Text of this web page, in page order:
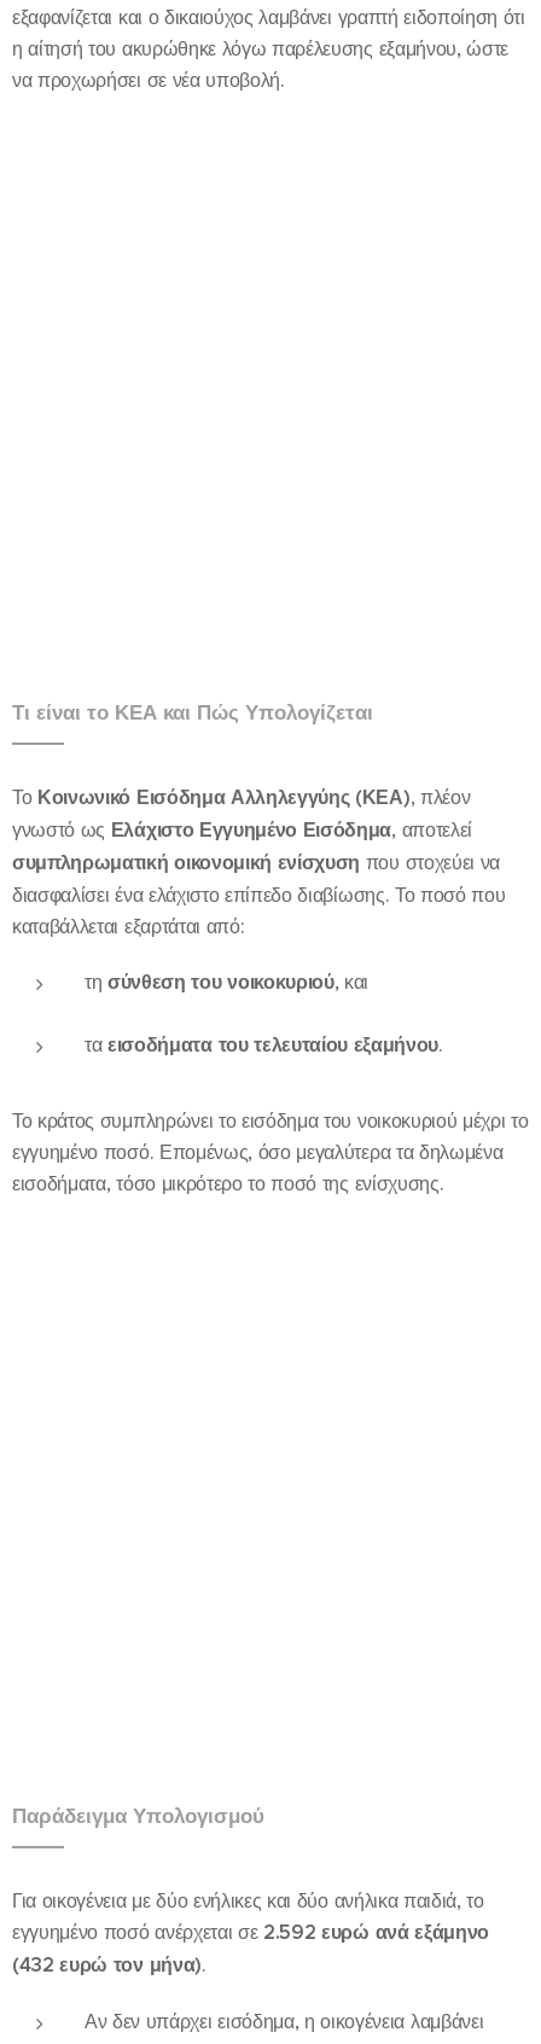
εξαφανίζεται και ο δικαιούχος λαμβάνει γραπτή ειδοποίηση ότι
η αίτησή του ακυρώθηκε λόγω παρέλευσης εξαμήνου, ώστε
να προχωρήσει σε νέα υποβολή.
Τι είναι το ΚΕΑ και Πώς Υπολογίζεται
Το Κοινωνικό Εισόδημα Αλληλεγγύης (ΚΕΑ), πλέον
γνωστό ως Ελάχιστο Εγγυημένο Εισόδημα, αποτελεί
συμπληρωματική οικονομική ενίσχυση που στοχεύει να
διασφαλίσει ένα ελάχιστο επίπεδο διαβίωσης. Το ποσό που
καταβάλλεται εξαρτάται από:
τησύνθεση του νοικοκυριού, και
ταεισοδήματα του τελευταίου εξαμήνου.
Το κράτος συμπληρώνει το εισόδημα του νοικοκυριού μέχρι το
εγγυημένο ποσό. Επομένως, όσο μεγαλύτερα τα δηλωμένα
εισοδήματα, τόσο μικρότερο το ποσό της ενίσχυσης.
Παράδειγμα Υπολογισμού
Για οικογένεια με δύο ενήλικες και δύο ανήλικα παιδιά, το
εγγυημένο ποσό ανέρχεται σε 2.592 ευρώ ανά εξάμηνο
(432 ευρώ τον μήνα).
Αν δεν υπάρχει εισόδημα, η οικογένεια λαμβάνει